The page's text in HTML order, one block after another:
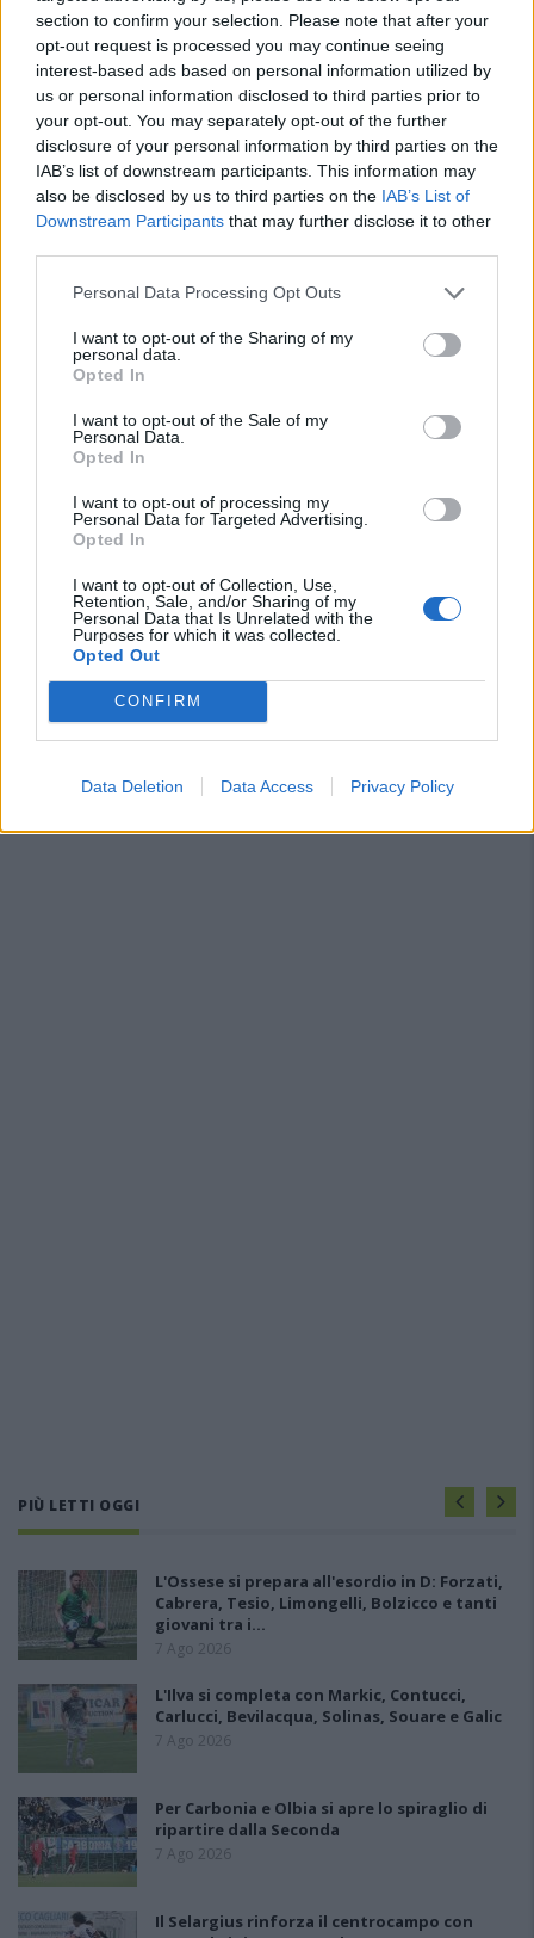
section to confirm your selection. Please note that after your
opt-out request is processed you may continue seeing
interest-based ads based on personal information utilized by
us or personal information disclosed to third parties prior to
your opt-out. You may separately opt-out of the further
disclosure of your personal information by third parties on the
IAB’s list of downstream participants. This information may
also be disclosed by us to third parties on the IAB’s List of
Downstream Participants that may further disclose it to other
Personal Data Processing Opt Outs
I want to opt-out of the Sharing of my
personal data.
Opted In
I want to opt-out of the Sale of my
Personal Data.
Opted In
I want to opt-out of processing my
Personal Data for Targeted Advertising.
Opted In
I want to opt-out of Collection, Use,
Retention, Sale, and/or Sharing of my
Personal Data that Is Unrelated with the
Purposes for which it was collected.
Opted Out
CONFIRM
Data Deletion Data Access Privacy Policy
L'Atletico Cagliari di Saba prende Sanna,
Simoni e mantiene lo zoccolo duro
4 Ago 2026
L'Antiochense prende Caddeo e Doneddu,
Arborea e Tharros ripartono dai tecnici
Firinu e Frongia
2 Ago 2026
Fadda, altro colpo Coghinas con Samuele
2 Ago 2026
«Vogliamo rappresentare con orgoglio
l’intero territorio»
Il Sant'Elena si riprende il difensore Mancusi
28 Lug 2026
PIÙ LETTI OGGI
L'Ossese si prepara all'esordio in D: Forzati,
Cabrera, Tesio, Limongelli, Bolzicco e tanti
giovani tra i…
7 Ago 2026
L'Ilva si completa con Markic, Contucci,
Carlucci, Bevilacqua, Solinas, Souare e Galic
7 Ago 2026
Per Carbonia e Olbia si apre lo spiraglio di
ripartire dalla Seconda
7 Ago 2026
Il Selargius rinforza il centrocampo con